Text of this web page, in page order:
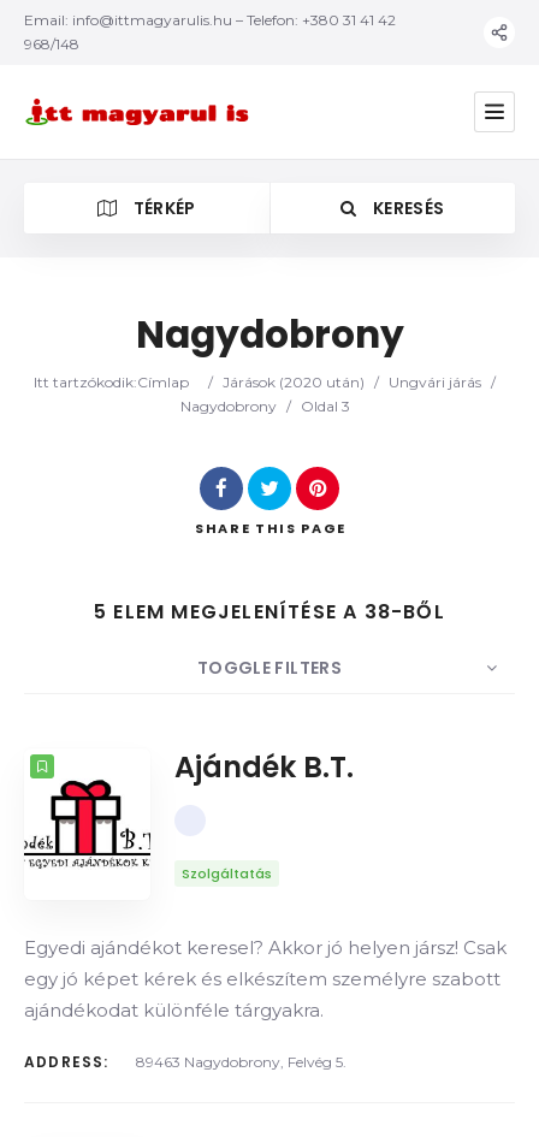
Email: info@ittmagyarulis.hu – Telefon: +380 31 41 42
968/148
TÉRKÉP KERESÉS
Kategória
Keresés
Nagydobrony
Itt tartzókodik:Címlap / Járások (2020 után) / Ungvári járás /
Nagydobrony / Oldal 3
SHARE THIS PAGE
5 ELEM MEGJELENÍTÉSE A 38-BŐL
TOGGLE FILTERS
5 RENDEZÉS
Ajándék B.T.
Szolgáltatás
Egyedi ajándékot keresel? Akkor jó helyen jársz! Csak
egy jó képet kérek és elkészítem személyre szabott
ajándékodat különféle tárgyakra.
ADDRESS: 89463 Nagydobrony, Felvég 5.